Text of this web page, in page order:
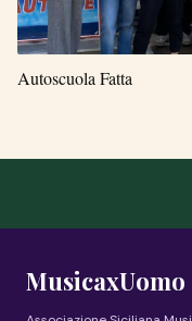
Autoscuola Fatta
MusicaxUomo